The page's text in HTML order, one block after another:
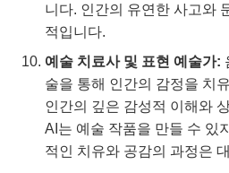
니다. 인간의 유연한 사고와
적입니다.
예술 치료사 및 표현 예술가:
술을 통해 인간의 감정을 치
인간의 깊은 감성적 이해와
AI는 예술 작품을 만들 수 있
적인 치유와 공감의 과정은